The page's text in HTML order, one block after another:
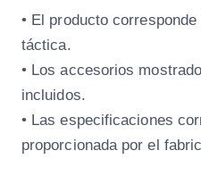
• El producto
táctica.
• Los accesorios
incluidos.
• Las especificaciones
proporcionada por el